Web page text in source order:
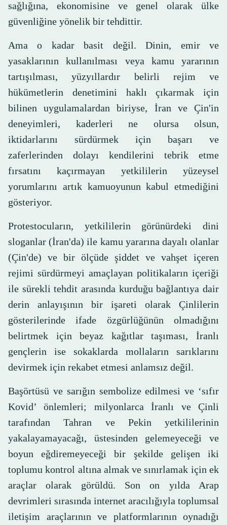
sağlığına, ekonomisine ve genel olarak ülke
güvenliğine yönelik bir tehdittir.
Ama o kadar basit değil. Dinin, emir ve
yasaklarının kullanılması veya kamu yararının
tartışılması, yüzyıllardır belirli rejim ve
hükümetlerin denetimini haklı çıkarmak için
bilinen uygulamalardan biriyse, İran ve Çin'in
deneyimleri, kaderleri ne olursa olsun,
iktidarlarını sürdürmek için başarı ve
zaferlerinden dolayı kendilerini tebrik etme
fırsatını kaçırmayan yetkililerin yüzeysel
yorumlarını artık kamuoyunun kabul etmediğini
gösteriyor.
Protestocuların, yetkililerin görünürdeki dini
sloganlar (İran'da) ile kamu yararına dayalı olanlar
(Çin'de) ve bir ölçüde şiddet ve vahşet içeren
rejimi sürdürmeyi amaçlayan politikaların içeriği
ile sürekli tehdit arasında kurduğu bağlantıya dair
derin anlayışının bir işareti olarak Çinlilerin
gösterilerinde ifade özgürlüğünün olmadığını
belirtmek için beyaz kağıtlar taşıması, İranlı
gençlerin ise sokaklarda mollaların sarıklarını
devirmek için rekabet etmesi anlamsız değil.
Başörtüsü ve sarığın sembolize edilmesi ve ‘sıfır
Kovid’ önlemleri; milyonlarca İranlı ve Çinli
tarafından Tahran ve Pekin yetkililerinin
yakalayamayacağı, üstesinden gelemeyeceği ve
boyun eğdiremeyeceği bir şekilde gelişen iki
toplumu kontrol altına almak ve sınırlamak için ek
araçlar olarak görüldü. Son on yılda Arap
devrimleri sırasında internet aracılığıyla toplumsal
iletişim araçlarının ve platformlarının oynadığı